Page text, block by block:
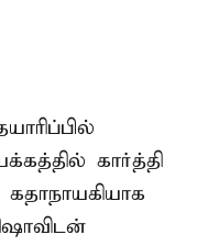
கார்த்தி